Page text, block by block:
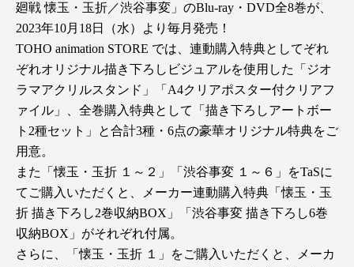
廻戦 懐玉・玉折／渋谷事変」のBlu-ray・DVD全8巻が、
2023年10月18日（水）より毎月発売！
TOHO animation STORE では、連動購入特典としてぞれ
ぞれオリジナル描き下ろしビジュアルを使用した「ジオ
ラマアクリルスタンド」「A4クリアポスター付クリアフ
ァイル」、全巻購入特典として「描き下ろしアートボー
ト2種セット」と合計3種・6点の豪華オリジナル特典をご
用意。
また「懐玉・玉折 １～２」「渋谷事変 １～６」をTaSに
てご購入いただくと、メーカー連動購入特典「懐玉・玉
折 描き下ろし2巻収納BOX」「渋谷事変 描き下ろし6巻
収納BOX」がそれぞれ付属。
さらに、「懐玉・玉折 １」をご購入いただくと、メーカ